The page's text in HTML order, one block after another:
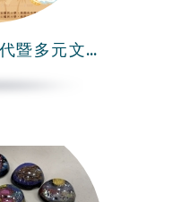
113年-反毒新世代暨多元文化巡禮